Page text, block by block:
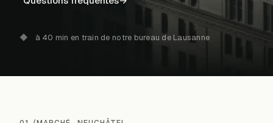
◆ à 40 min en train de notre bureau de Lausanne